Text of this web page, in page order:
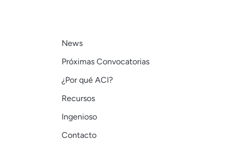
News
Próximas Convocatorias
¿Por qué ACI?
Recursos
Ingenioso
Contacto